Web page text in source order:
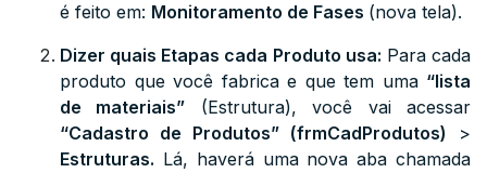
é feito em: Monitoramento de Fases (nova tela).
Dizer quais Etapas cada Produto usa: Para cada
produto que você fabrica e que tem uma “lista
de materiais” (Estrutura), você vai acessar
“Cadastro de Produtos” (frmCadProdutos) >
Estruturas. Lá, haverá uma nova aba chamada